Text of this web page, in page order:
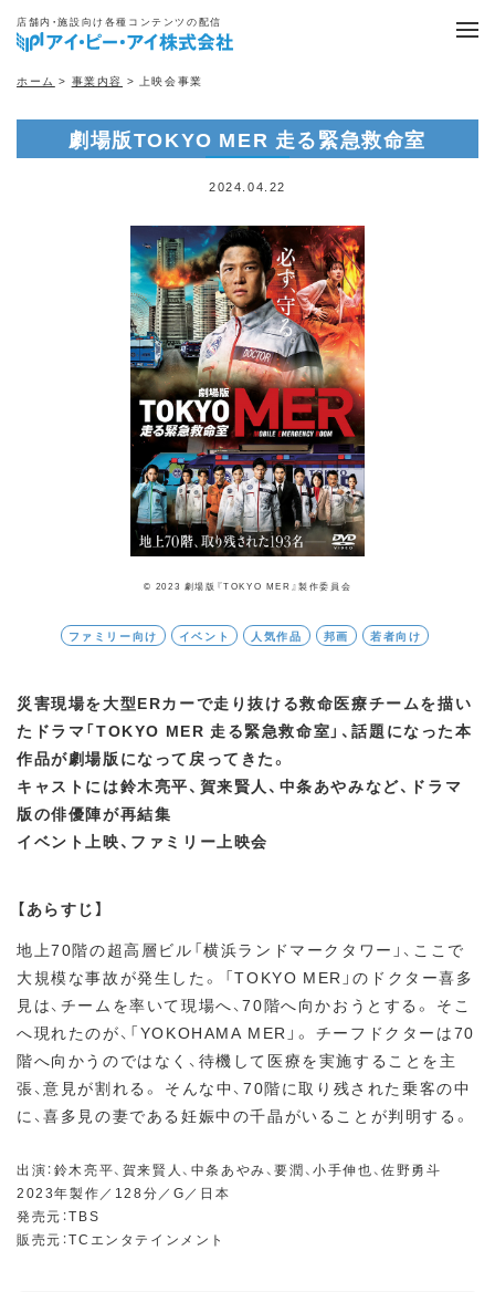
店舗内・施設向け各種コンテンツの配信
ホーム > 事業内容 > 上映会事業
劇場版TOKYO MER 走る緊急救命室
2024.04.22
© 2023 劇場版『TOKYO MER』製作委員会
ファミリー向け イベント 人気作品 邦画 若者向け
災害現場を大型ERカーで走り抜ける救命医療チームを描い
たドラマ「TOKYO MER 走る緊急救命室」、話題になった本
作品が劇場版になって戻ってきた。
キャストには鈴木亮平、賀来賢人、中条あやみなど、ドラマ
版の俳優陣が再結集
イベント上映、ファミリー上映会
【あらすじ】
地上70階の超高層ビル「横浜ランドマークタワー」、ここで
大規模な事故が発生した。 「TOKYO MER」のドクター喜多
見は、チームを率いて現場へ、70階へ向かおうとする。 そこ
へ現れたのが、「YOKOHAMA MER」。 チーフドクターは70
階へ向かうのではなく、待機して医療を実施することを主
張、意見が割れる。 そんな中、70階に取り残された乗客の中
に、喜多見の妻である妊娠中の千晶がいることが判明する。
出演：鈴木亮平、賀来賢人、中条あやみ、要潤、小手伸也、佐野勇斗
2023年製作／128分／G／日本
発売元：TBS
販売元：TCエンタテインメント